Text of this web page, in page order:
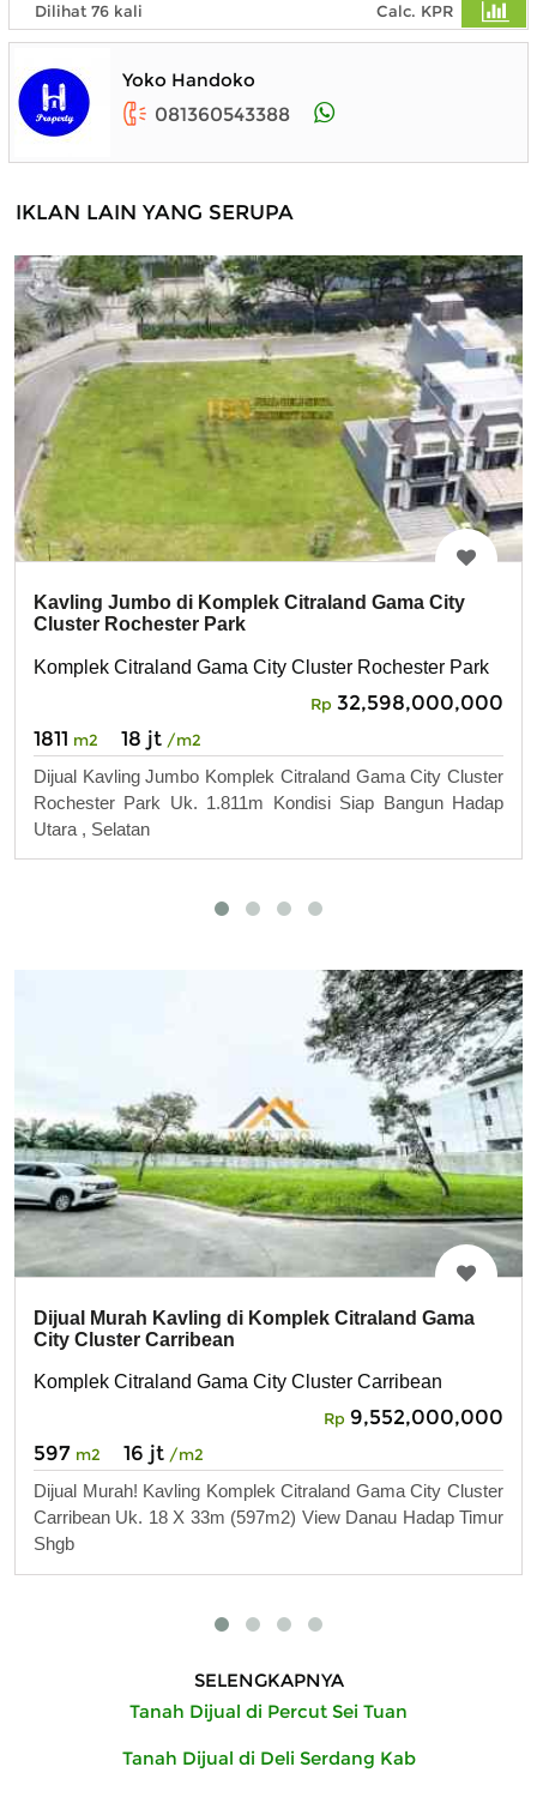
Dilihat 76 kali Calc. KPR
Yoko Handoko
081360543388
IKLAN LAIN YANG SERUPA
Kavling Jumbo di Komplek Citraland Gama City
Cluster Rochester Park
Komplek Citraland Gama City Cluster Rochester Park
Rp 32,598,000,000
1811 m2 18 jt /m2
Dijual Kavling Jumbo Komplek Citraland Gama City Cluster
Rochester Park Uk. 1.811m Kondisi Siap Bangun Hadap
Utara , Selatan
Dijual Murah Kavling di Komplek Citraland Gama
City Cluster Carribean
Komplek Citraland Gama City Cluster Carribean
Rp 9,552,000,000
597 m2 16 jt /m2
Dijual Murah! Kavling Komplek Citraland Gama City Cluster
Carribean Uk. 18 X 33m (597m2) View Danau Hadap Timur
Shgb
SELENGKAPNYA
Tanah Dijual di Percut Sei Tuan
Tanah Dijual di Deli Serdang Kab